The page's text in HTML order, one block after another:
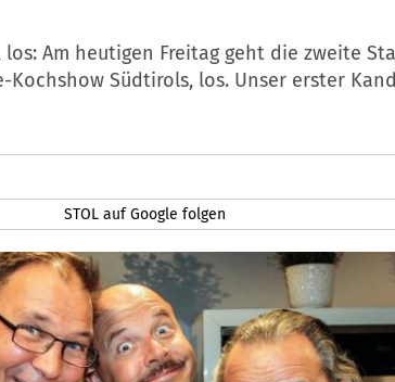
Am heutigen Freitag geht die zweite
Kochshow Südtirols, los. Unser erster
STOL auf Google folgen